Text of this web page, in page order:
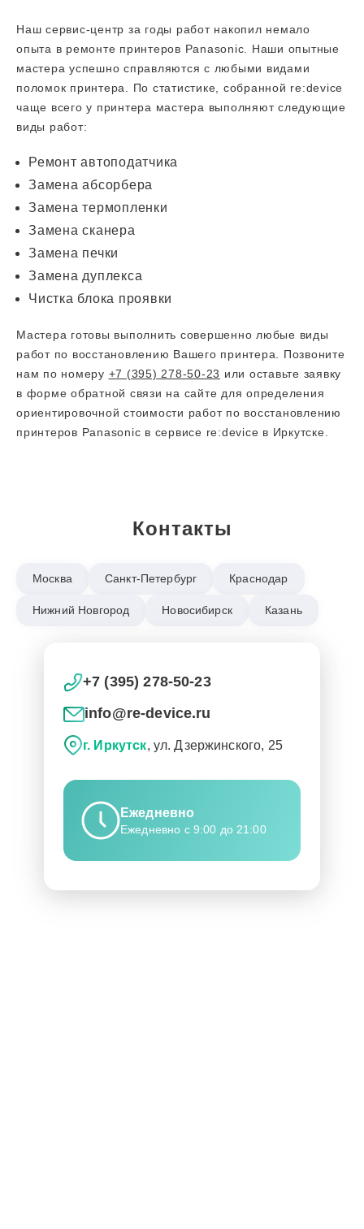
Наш сервис-центр за годы работ накопил немало
опыта в ремонте принтеров Panasonic. Наши опытные
мастера успешно справляются с любыми видами
поломок принтера. По статистике, собранной re:device
чаще всего у принтера мастера выполняют следующие
виды работ:
Ремонт автоподатчика
Замена абсорбера
Замена термопленки
Замена сканера
Замена печки
Замена дуплекса
Чистка блока проявки
Мастера готовы выполнить совершенно любые виды
работ по восстановлению Вашего принтера. Позвоните
нам по номеру +7 (395) 278-50-23 или оставьте заявку
в форме обратной связи на сайте для определения
ориентировочной стоимости работ по восстановлению
принтеров Panasonic в сервисе re:device в Иркутске.
Контакты
Москва Санкт-Петербург Краснодар
Нижний Новгород Новосибирск Казань
+7 (395) 278-50-23
info@re-device.ru
г. Иркутск, ул. Дзержинского, 25
Ежедневно
Ежедневно с 9:00 до 21:00